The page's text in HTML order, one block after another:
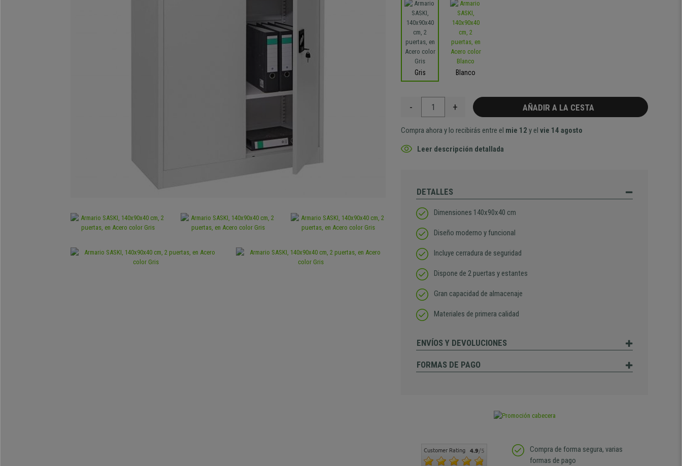
Gris Blanco
- + AÑADIR A LA CESTA
Compra ahora y lo recibirás entre el mie 12 y elvie 14 agosto
Leer descripción detallada
DETALLES
Dimensiones 140x90x40 cm
Diseño moderno y funcional
Incluye cerradura de seguridad
Dispone de 2 puertas y estantes
Gran capacidad de almacenaje
Materiales de primera calidad
ENVÍOS Y DEVOLUCIONES
FORMAS DE PAGO
Customer Rating 4.9/5
Compra de forma segura, varias
formas de pago